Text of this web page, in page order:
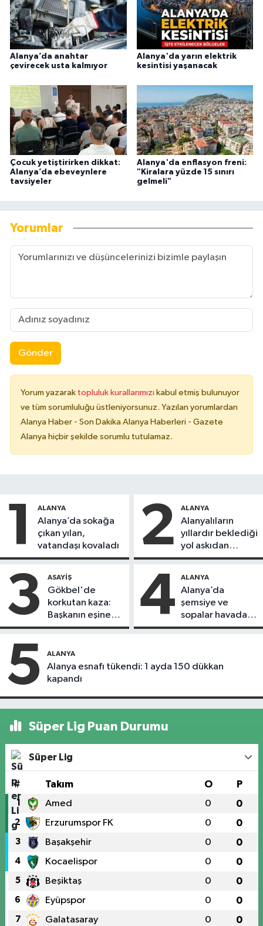
Alanya’da anahtar
çevirecek usta kalmıyor
Alanya'da yarın elektrik
kesintisi yaşanacak
Çocuk yetiştirirken dikkat:
Alanya’da ebeveynlere
tavsiyeler
Alanya'da enflasyon freni:
"Kiralara yüzde 15 sınırı
gelmeli"
Yorumlar
Gönder
Yorum yazarak topluluk kurallarımızı kabul etmiş bulunuyor
ve tüm sorumluluğu üstleniyorsunuz. Yazılan yorumlardan
Alanya Haber - Son Dakika Alanya Haberleri - Gazete
Alanya hiçbir şekilde sorumlu tutulamaz.
1 ALANYA
Alanya’da sokağa
çıkan yılan,
vatandaşı kovaladı
2 ALANYA
Alanyalıların
yıllardır beklediği
yol askıdan
döndü
3 ASAYIŞ
Gökbel'de
korkutan kaza:
Başkanın eşine
motosiklet çarptı
4 ALANYA
Alanya’da
şemsiye ve
sopalar havada
uçuştu
5 ALANYA
Alanya esnafı tükendi: 1 ayda 150 dükkan
kapandı
Süper Lig Puan Durumu
Süper Lig
# Takım O P
1 Amed 0 0
2 Erzurumspor FK 0 0
3 Başakşehir 0 0
4 Kocaelispor 0 0
5 Beşiktaş 0 0
6 Eyüpspor 0 0
7 Galatasaray 0 0